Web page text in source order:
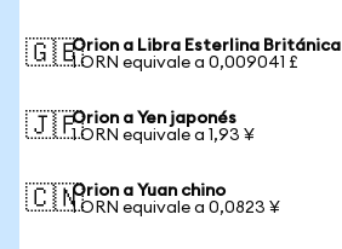
🇬🇧Orion a Libra Esterlina Británica
1 ORN equivale a 0,009041 £
🇯🇵Orion a Yen japonés
1 ORN equivale a 1,93 ¥
🇨🇳Orion a Yuan chino
1 ORN equivale a 0,0823 ¥